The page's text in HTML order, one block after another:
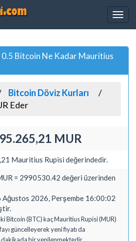
0.5 Bitcoin Ne Kadar Mauritius
Bitcoin Döviz Kurları
Eder
MUR
Mauritius Rupisi değerindedir.
= 2990530.42 değeri üzerinden
Ağustos 2026, Perşembe 16:00:02
Bitcoin (BTC) kaç Mauritius Rupisi (MUR)
güncelleyerek yeni fiyatı da
bir yenilenmektedir.